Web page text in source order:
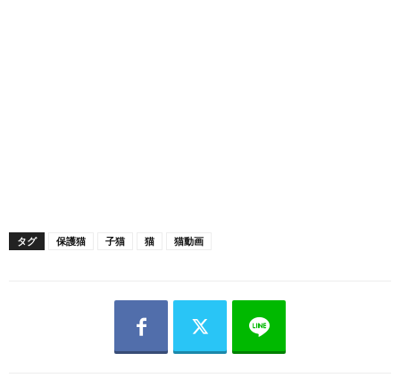
タグ 保護猫 子猫 猫 猫動画